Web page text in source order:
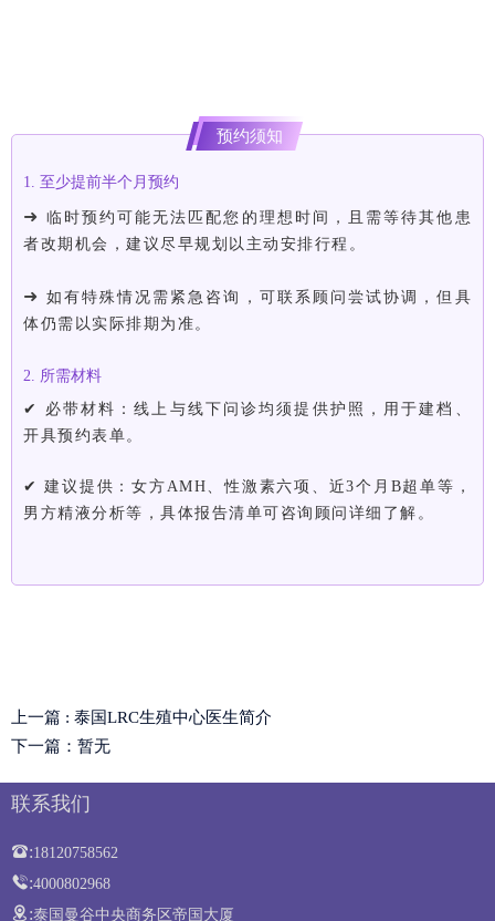
预约须知
1. 至少提前半个月预约
➜ 临时预约可能无法匹配您的理想时间，且需等待其他患
者改期机会，建议尽早规划以主动安排行程。
➜ 如有特殊情况需紧急咨询，可联系顾问尝试协调，但具
体仍需以实际排期为准。
2. 所需材料
✔ 必带材料：线上与线下问诊均须提供护照，用于建档、
开具预约表单。
✔ 建议提供：女方AMH、性激素六项、近3个月B超单等，
男方精液分析等，具体报告清单可咨询顾问详细了解。
上一篇 : 泰国LRC生殖中心医生简介
下一篇：暂无
联系我们
:18120758562
:4000802968
:泰国曼谷中央商务区帝国大厦